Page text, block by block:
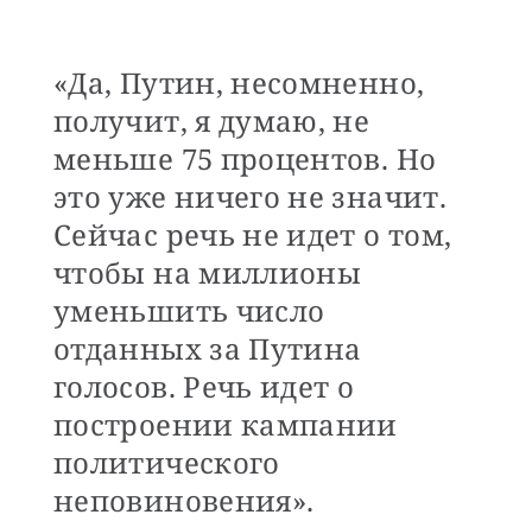
«Да, Путин, несомненно,
получит, я думаю, не
меньше 75 процентов. Но
это уже ничего не значит.
Сейчас речь не идет о том,
чтобы на миллионы
уменьшить число
отданных за Путина
голосов. Речь идет о
построении кампании
политического
неповиновения».